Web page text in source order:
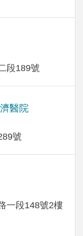
段189號
醫院
號
一段148號2樓